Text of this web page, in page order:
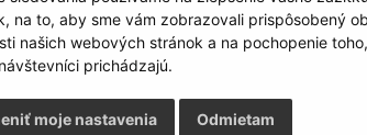
na to, aby sme vám zobrazovali prispôsobený
našich webových stránok a na pochopenie
prichádzajú.
Odmietam
moje nastavenia
|